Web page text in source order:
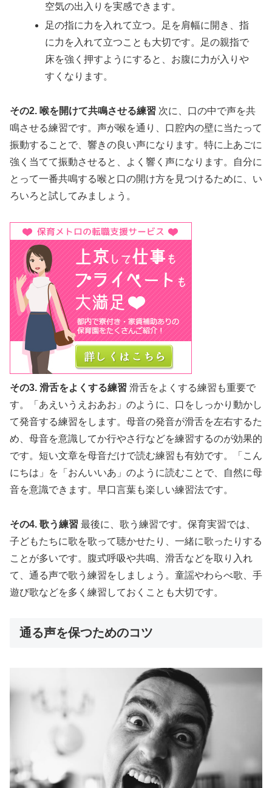
空気の出入りを実感できます。
足の指に力を入れて立つ。足を肩幅に開き、指
に力を入れて立つことも大切です。足の親指で
床を強く押すようにすると、お腹に力が入りや
すくなります。
その2. 喉を開けて共鳴させる練習 次に、口の中で声を共
鳴させる練習です。声が喉を通り、口腔内の壁に当たって
振動することで、響きの良い声になります。特に上あごに
強く当てて振動させると、よく響く声になります。自分に
とって一番共鳴する喉と口の開け方を見つけるために、い
ろいろと試してみましょう。
その3. 滑舌をよくする練習 滑舌をよくする練習も重要で
す。「あえいうえおあお」のように、口をしっかり動かし
て発音する練習をします。母音の発音が滑舌を左右するた
め、母音を意識してか行やさ行などを練習するのが効果的
です。短い文章を母音だけで読む練習も有効です。「こん
にちは」を「おんいいあ」のように読むことで、自然に母
音を意識できます。早口言葉も楽しい練習法です。
その4. 歌う練習 最後に、歌う練習です。保育実習では、
子どもたちに歌を歌って聴かせたり、一緒に歌ったりする
ことが多いです。腹式呼吸や共鳴、滑舌などを取り入れ
て、通る声で歌う練習をしましょう。童謡やわらべ歌、手
遊び歌などを多く練習しておくことも大切です。
通る声を保つためのコツ